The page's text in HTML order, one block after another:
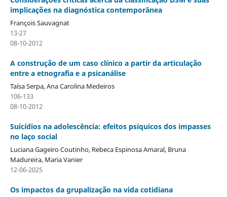
implicações na diagnóstica contemporânea
François Sauvagnat
13-27
08-10-2012
A construção de um caso clínico a partir da articulação
entre a etnografia e a psicanálise
Taísa Serpa, Ana Carolina Medeiros
106-133
08-10-2012
Suicídios na adolescência: efeitos psíquicos dos impasses
no laço social
Luciana Gageiro Coutinho, Rebeca Espinosa Amaral, Bruna
Madureira, Maria Vanier
12-06-2025
Os impactos da grupalização na vida cotidiana